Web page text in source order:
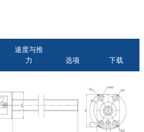
速度与推
力
选项 下载